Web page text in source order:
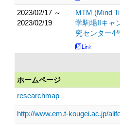
2023/02/17 ～
2023/02/19
MTM (Mind
学駒場IIキャ
究センター4
ホームページ
researchmap
http://www.em.t-kougei.ac.jp/